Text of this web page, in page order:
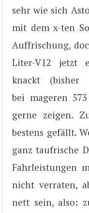
sehr wie sich
mit dem x-ten
Auffrischung,
Liter-V12 jetzt
knackt (bisher
bei mageren
gerne zeigen.
bestens gefällt.
ganz taufrische
Fahrleistungen
nicht verraten,
nett sein, also: